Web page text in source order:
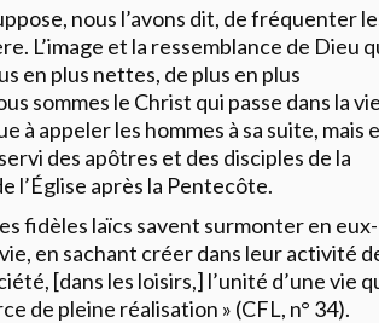
nous l’avons dit, de fréquenter
L’image et la ressemblance de Dieu
en plus nettes, de plus en plus
sommes le Christ qui passe dans la vie
à appeler les hommes à sa suite, mais
des apôtres et des disciples de la
l’Église après la Pentecôte.
fidèles laïcs savent surmonter en eux-
en sachant créer dans leur activité
[dans les loisirs,] l’unité d’une vie
de pleine réalisation » (CFL, n° 34).